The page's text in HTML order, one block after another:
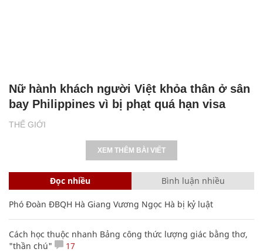
THẾ GIỚI
Nữ hành khách người Việt khỏa thân ở sân
bay Philippines vì bị phạt quá hạn visa
XEM THÊM BÀI VIẾT
Đọc nhiều Bình luận nhiều
Phó Đoàn ĐBQH Hà Giang Vương Ngọc Hà bị kỷ luật
Cách học thuộc nhanh Bảng công thức lượng giác bằng thơ,
"thần chú"
17